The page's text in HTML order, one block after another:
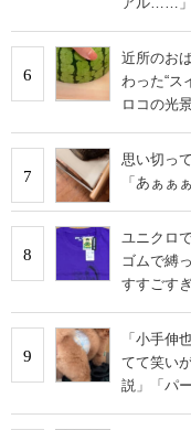
6
近所のお
わった“
ロコの光
7
思い切っ
「あぁぁ
8
ユニクロ
ゴムで縛
すすごす
9
「小手伸
てて笑い
説」「パ